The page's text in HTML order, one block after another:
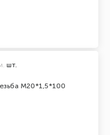
M20*1,5*100
шт.